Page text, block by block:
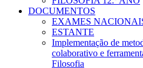
DOCUMENTOS
EXAMES
ESTANTE
Implementação de
colaborativo e
Filosofia